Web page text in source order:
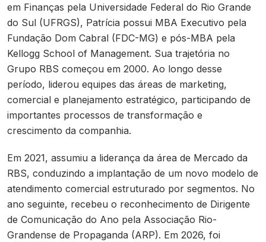
em Finanças pela Universidade Federal do Rio Grande
do Sul (UFRGS), Patrícia possui MBA Executivo pela
Fundação Dom Cabral (FDC-MG) e pós-MBA pela
Kellogg School of Management. Sua trajetória no
Grupo RBS começou em 2000. Ao longo desse
período, liderou equipes das áreas de marketing,
comercial e planejamento estratégico, participando de
importantes processos de transformação e
crescimento da companhia.
Em 2021, assumiu a liderança da área de Mercado da
RBS, conduzindo a implantação de um novo modelo de
atendimento comercial estruturado por segmentos. No
ano seguinte, recebeu o reconhecimento de Dirigente
de Comunicação do Ano pela Associação Rio-
Grandense de Propaganda (ARP). Em 2026, foi